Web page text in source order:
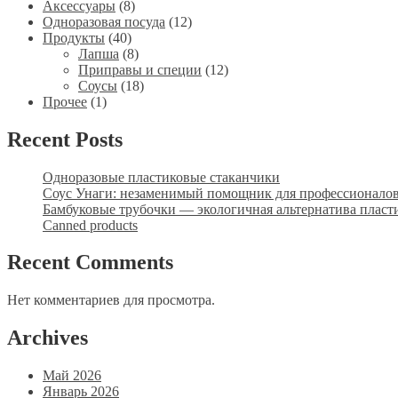
Аксессуары 88
товаров
Одноразовая посуда 1212
Продукты 4040
товаров
Лапша 88
товаров
Приправы и специи 1212
Соусы 1818
Прочее 11
Recent Posts
Одноразовые пластиковые стаканчики
Соус Унаги: незаменимый помощник для
Бамбуковые трубочки — экологичная альтернатива
Canned products
Recent Comments
Нет комментариев для просмотра.
Archives
Май 2026
Январь 2026